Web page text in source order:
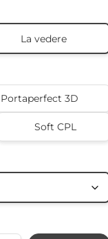
La vedere
Portaperfect 3D
Soft CPL